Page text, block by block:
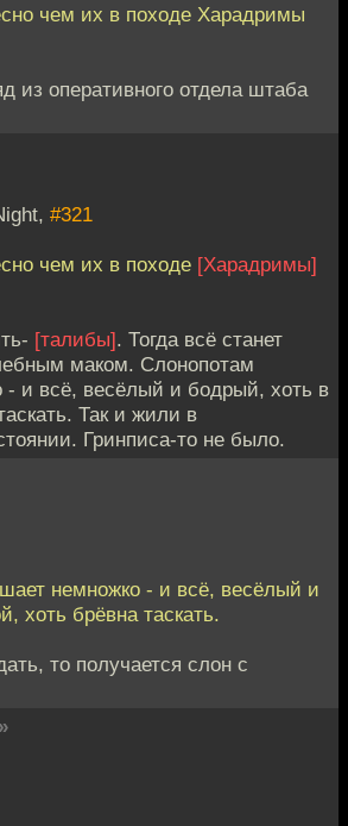
чем их в походе Харадримы
из оперативного отдела штаба
#321
чем их в походе [Харадримы]
[талибы]. Тогда всё станет
маком. Слонопотам
- и всё, весёлый и бодрый, хоть в
Так и жили в
Гринписа-то не было.
немножко - и всё, весёлый и
хоть брёвна таскать.
то получается слон с
»